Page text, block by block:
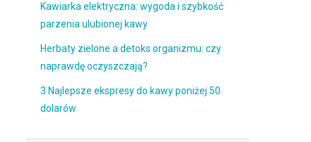
Kawiarka elektryczna: wygoda i szybkość
parzenia ulubionej kawy
Herbaty zielone a detoks organizmu: czy
naprawdę oczyszczają?
3 Najlepsze ekspresy do kawy poniżej 50
dolarów